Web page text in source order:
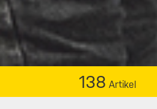
138 Artikel